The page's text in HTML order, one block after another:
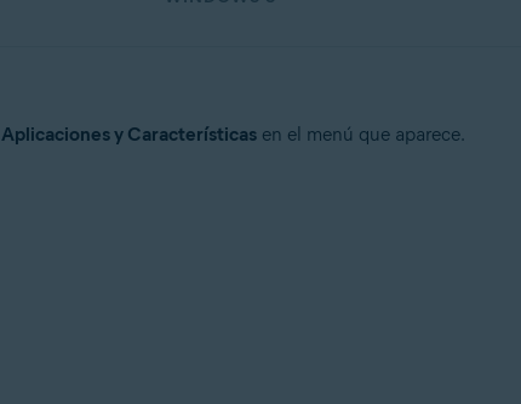
Aplicaciones y Característicasen el menú que aparece.